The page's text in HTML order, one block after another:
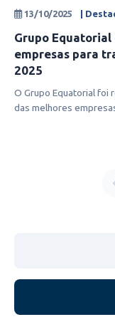
13/10/2025 |
Grupo
empresas para
2025
O Grupo Equatorial foi
das melhores